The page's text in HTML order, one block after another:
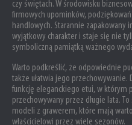
czy świętach. W środowisku
firmowych upominków,
handlowych. Starannie
wyjątkowy charakter i staje się nie
symboliczną pamiątką ważnego
Warto podkreślić, że odpowiednie
także ułatwia jego przechowywanie.
funkcję eleganckiego etui, w którym
przechowywany przez długie lata.
modeli z grawerem, które mają
właścicielowi przez wiele sezonów.